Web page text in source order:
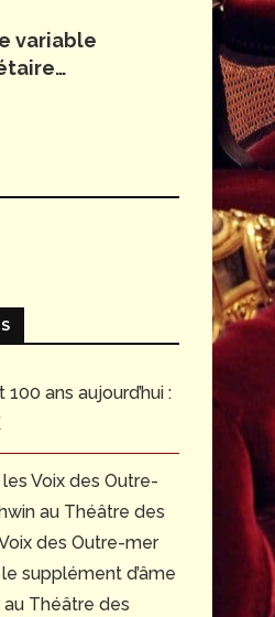
variable
100 ans aujourd’hui :
Voix des Outre-
au Théâtre des
des Outre-mer
supplément d’âme
Théâtre des